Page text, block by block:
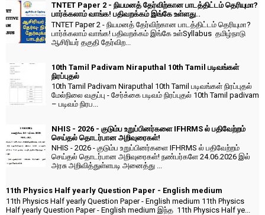
TNTET Paper 2 - நியமனத் தேர்விற்கான பாடத்திட்டம் தெரியுமா?
பார்க்கலாம் வாங்க! பதிவறக்கம் இங்கே உள்ளது..
TNTET Paper 2 - நியமனத் தேர்விற்கான பாடத்திட்டம் தெரியுமா?
பார்க்கலாம் வாங்க! பதிவறக்கம் இங்கே உள்Syllabus தமிழ்நாடு
ஆசிரியர் தகுதி தேர்விற...
10th Tamil Padivam Niraputhal 10th Tamil படிவங்கள்
நிரப்புதல்
10th Tamil Padivam Niraputhal 10th Tamil படிவங்கள் நிரப்புதல்
மேல்நிலை வகுப்பு - சேர்க்கை படிவம் நிரப்புதல் 10th Tamil padivam
– படிவம் நிரப...
NHIS - 2026 - குடும்ப உறுப்பினர்களை IFHRMS ல் பதிவேற்றம்
செய்தல் தொடர்பான அறிவுரைகள்!
NHIS - 2026 - குடும்ப உறுப்பினர்களை IFHRMS ல் பதிவேற்றம்
செய்தல் தொடர்பான அறிவுரைகள்! நண்பர்களே 24.06.2026 இல்
அரசு அறிவித்துள்ளபடி அனைத்து ...
11th Physics Half yearly Question Paper - English medium
11th Physics Half yearly Question Paper - English medium 11th Physics
Half yearly Question Paper - English medium இந்த 11th Physics Half ye...